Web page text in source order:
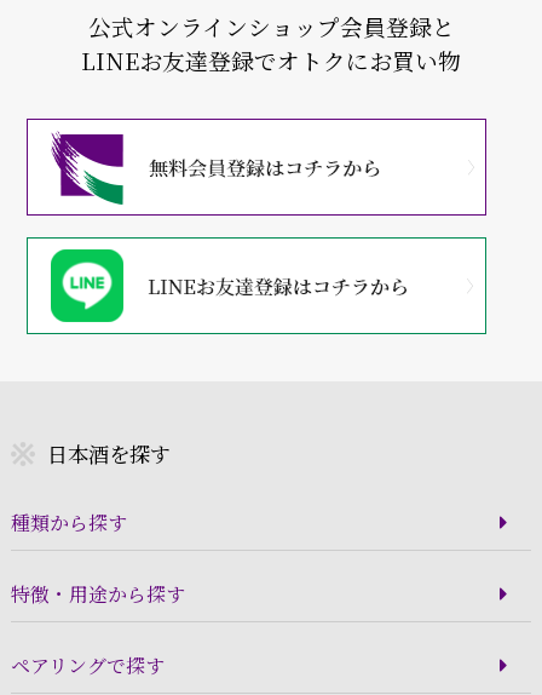
公式オンラインショップ会員登録と
LINEお友達登録でオトクにお買い物
日本酒を探す
種類から探す
特徴・用途から探す
ペアリングで探す